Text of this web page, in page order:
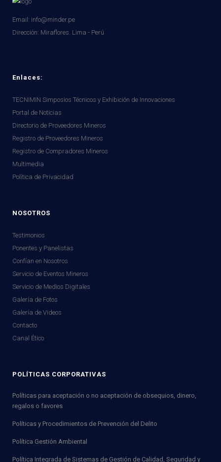
Email: info@minder.pe
Dirección: Miraflores. Lima - Perú
Enlaces:
TECNIMIN Simposios Técnicos y Exhibición de Innovaciones
Portal de Noticias
Directorio de Proveedores Mineros
Registro de Proveedores Mineros
Registro de Compradores Mineros
Multimedia
Política de Privacidad
NOSOTROS
Testimonios
Ponentes y Panelistas
Confían en Nosotros
Servicio de Eventos Mineros
Servicio de Medios Digitales
Galería de Fotos
Galería de Videos
Contacto
Canal Ético
POLÍTICAS CORPORATIVAS
Políticas para aceptación o no aceptación de obsequios, dinero,
regalos o favores
Políticas y Procedimientos de Prevención del Delito
Política Gestión Ambiental
Política Integrada de Sistemas de Gestión de Calidad, Seguridad y